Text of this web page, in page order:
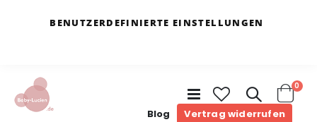
BENUTZERDEFINIERTE EINSTELLUNGEN
Navigation
umschalten
Blog Vertrag widerrufenCart
0